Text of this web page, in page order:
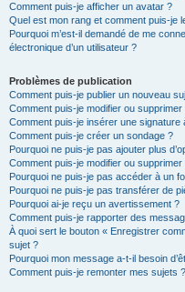
Comment puis-je afficher un avatar ?
Quel est mon rang et comment puis-je
Pourquoi m’est-il demandé de me
électronique d’un utilisateur ?
Problèmes de publication
Comment puis-je publier un nouveau
Comment puis-je modifier ou
Comment puis-je insérer une signature
Comment puis-je créer un sondage ?
Pourquoi ne puis-je pas ajouter plus
Comment puis-je modifier ou
Pourquoi ne puis-je pas accéder à un
Pourquoi ne puis-je pas transférer de
Pourquoi ai-je reçu un avertissement ?
Comment puis-je rapporter des
À quoi sert le bouton « Enregistrer
sujet ?
Pourquoi mon message a-t-il besoin
Comment puis-je remonter mes sujets ?